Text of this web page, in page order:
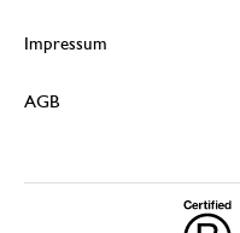
Impressum
AGB